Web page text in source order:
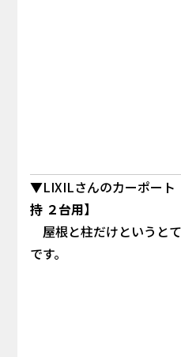
▼LIXILさんのカーポート
持 ２台用】
屋根と柱だけというと
です。